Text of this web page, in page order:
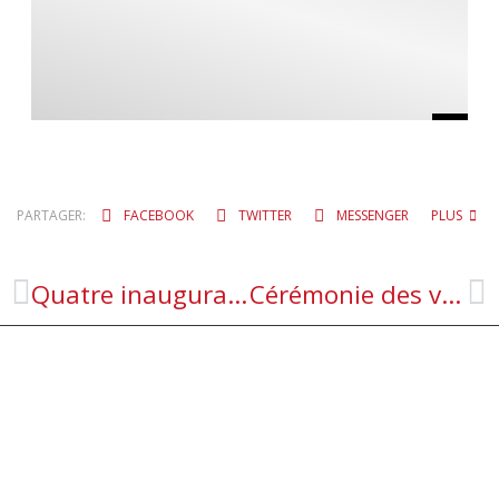
PARTAGER: FACEBOOK TWITTER MESSENGER PLUS
Quatre inaugurations pour une commune vivante Cérémonie des vœux : maintenir l’attractivité, préserver et développer les services et les activités sur le territoire.